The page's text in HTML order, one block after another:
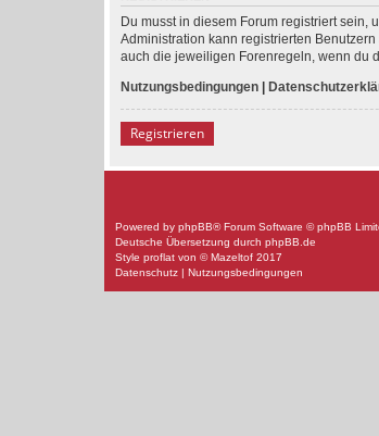
Du musst in diesem Forum registriert
Administration kann registrierten
auch die jeweiligen Forenregeln, wenn du
Nutzungsbedingungen |
Registrieren
Powered by phpBB® Forum Software © phpBB
Deutsche Übersetzung durch phpBB.de
Style proflat von ©Mazeltof 2017
Datenschutz | Nutzungsbedingungen